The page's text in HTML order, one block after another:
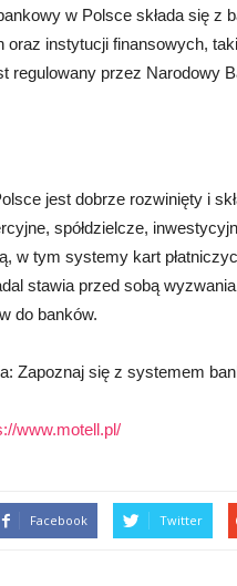
w Polsce składa się z
oraz instytucji finansowych,
regulowany przez Narodowy
jest dobrze rozwinięty i
spółdzielcze,
w tym systemy kart
stawia przed sobą
do banków.
Zapoznaj się z systemem
www.motell.pl/
Facebook Twitter